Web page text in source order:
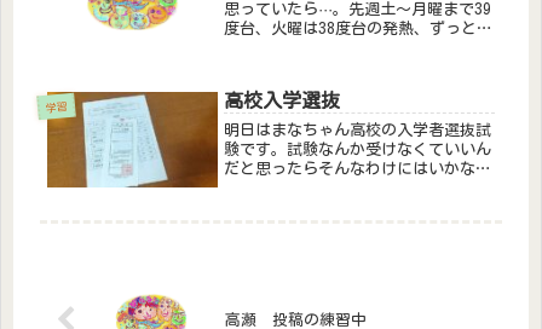
思っていたら···。先週土～月曜まで39
度台、火曜は38度台の発熱、ずっと鼻
た(ウィルス性結膜炎)。もう６日目。
風邪だけど、今回は手強く...
学習 高校入学選抜
明日はまなちゃん高校の入学者選抜試
験です。試験なんか受けなくていいん
だと思ったらそんなわけにはいかない
高瀬 投稿の練習中